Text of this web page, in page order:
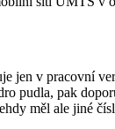
jen v pracovní
pudla, pak
měl ale jiné